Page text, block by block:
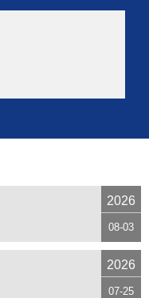
2026
08-03
2026
07-25